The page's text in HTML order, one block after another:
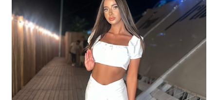
Jachete
Paltoane
Costume Baie
Lichidare de stoc